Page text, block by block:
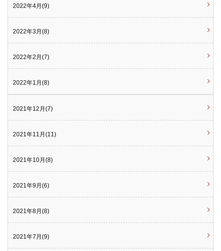
2022年4月(9)
2022年3月(8)
2022年2月(7)
2022年1月(8)
2021年12月(7)
2021年11月(11)
2021年10月(8)
2021年9月(6)
2021年8月(8)
2021年7月(9)